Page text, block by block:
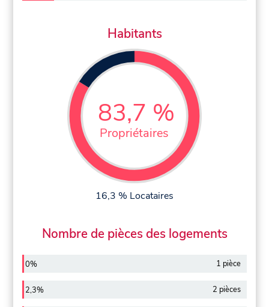
Habitants
83,7 %
Propriétaires
16,3 % Locataires
Nombre de pièces des logements
0% 1 pièce
2,3% 2 pièces